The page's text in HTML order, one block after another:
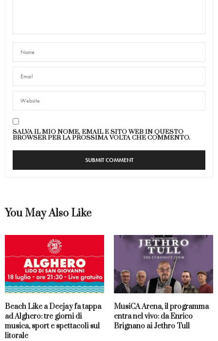
SALVA IL MIO NOME, EMAIL E SITO WEB IN QUESTO
BROWSER PER LA PROSSIMA VOLTA CHE COMMENTO.
You May Also Like
Beach Like a Deejay fa tappa
ad Alghero: tre giorni di
musica, sport e spettacoli sul
litorale
MusiCA Arena, il programma
entra nel vivo: da Enrico
Brignano ai Jethro Tull